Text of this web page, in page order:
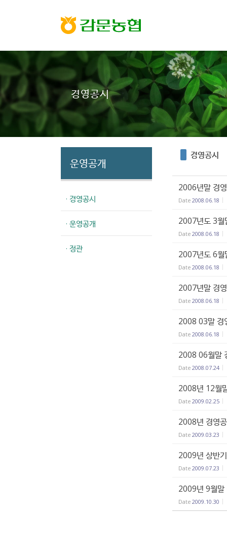
경영공시
운영공개
· 경영공시
· 운영공개
· 정관
경영공시
2006년말 경
Date 2008.06.18
2007년도 3월
Date 2008.06.18
2007년도 6월
Date 2008.06.18
2007년말 경
Date 2008.06.18
2008 03말 경
Date 2008.06.18
2008 06월말
Date 2008.07.24
2008년 12월
Date 2009.02.25
2008년 경영
Date 2009.03.23
2009년 상반
Date 2009.07.23
2009년 9월말
Date 2009.10.30